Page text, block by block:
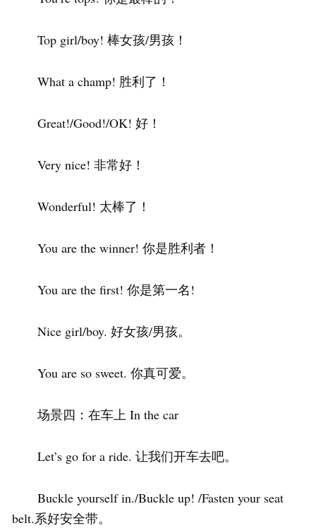
Top girl/boy! 棒女孩/男孩！
What a champ! 胜利了！
Great!/Good!/OK! 好！
Very nice! 非常好！
Wonderful! 太棒了！
You are the winner! 你是胜利者！
You are the first! 你是第一名!
Nice girl/boy. 好女孩/男孩。
You are so sweet. 你真可爱。
场景四：在车上 In the car
Let’s go for a ride. 让我们开车去吧。
Buckle yourself in./Buckle up! /Fasten your seat
belt.系好安全带。